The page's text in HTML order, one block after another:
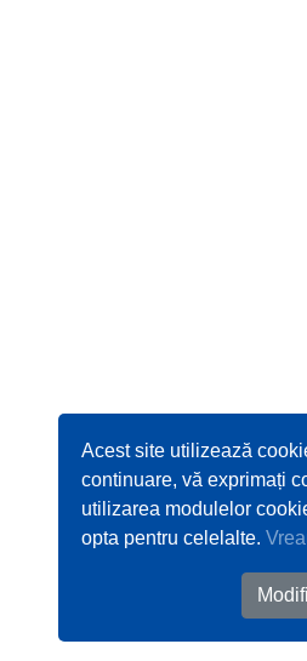
Acest site utilizează
continuare, vă exprimați
utilizarea modulelor
opta pentru celelalte.